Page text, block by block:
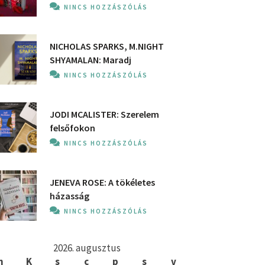
NINCS HOZZÁSZÓLÁS
NICHOLAS SPARKS, M.NIGHT
SHYAMALAN: Maradj
NINCS HOZZÁSZÓLÁS
JODI MCALISTER: Szerelem
felsőfokon
NINCS HOZZÁSZÓLÁS
JENEVA ROSE: A ​tökéletes
házasság
NINCS HOZZÁSZÓLÁS
2026. augusztus
K s c p s v